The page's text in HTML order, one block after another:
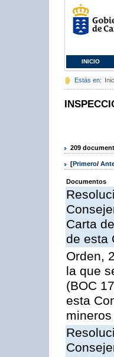
INICIO
Estás en:
209
[Primero/
Documentos
Carta
de esta
Orden,
la que
(BOC
esta
mineros